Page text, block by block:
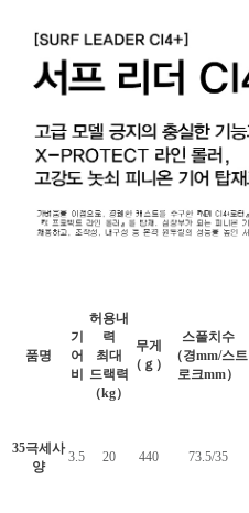
품명
기
어
비
허용내
력
최대
드랙력
（kg）
무게
（ｇ）
스풀치수
（경mm/스트
로크mm）
35극세사
양
3.5 20 440 73.5/35